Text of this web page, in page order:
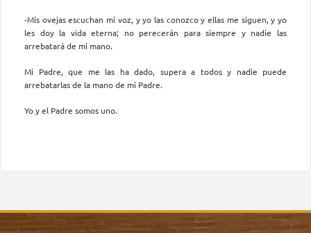
-Mis ovejas escuchan mi voz, y yo las conozco y ellas me siguen, y yo
les doy la vida eterna; no perecerán para siempre y nadie las
arrebatará de mi mano.
Mi Padre, que me las ha dado, supera a todos y nadie puede
arrebatarlas de la mano de mi Padre.
Yo y el Padre somos uno.